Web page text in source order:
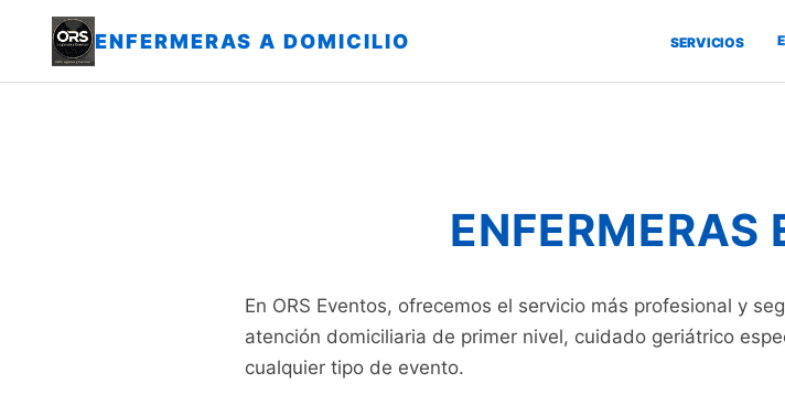
ENFERMERAS A DOMICILIO SERVICIOS
ENFERMERAS
En ORS Eventos, ofrecemos el servicio más profesional y
atención domiciliaria de primer nivel, cuidado geriátrico
cualquier tipo de evento.